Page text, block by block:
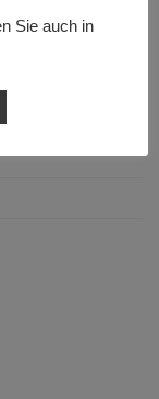
Sie auch in